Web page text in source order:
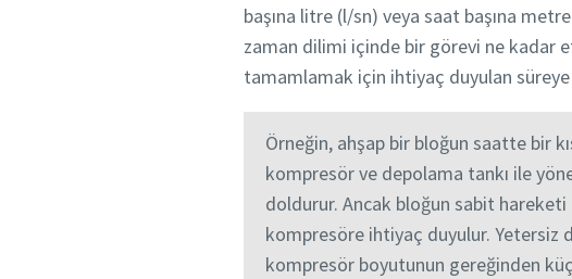
başına litre (l/sn) veya saat başına
zaman dilimi içinde bir görevi ne kadar
tamamlamak için ihtiyaç duyulan süreye
Örneğin, ahşap bir bloğun saatte bir
kompresör ve depolama tankı ile
doldurur. Ancak bloğun sabit
kompresöre ihtiyaç duyulur. Yetersiz
kompresör boyutunun gereğinden